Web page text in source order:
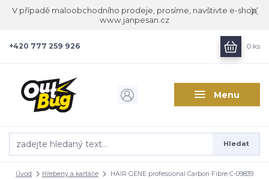
V případě maloobchodního prodeje, prosíme, navštivte e-shop
www.janpesan.cz
Menu
Hledat
+420 777 259 926 0 ks
Úvod Hřebeny a kartáče HAIR GENE professional Carbon Fibre C-09839